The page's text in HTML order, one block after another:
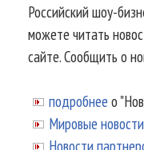
Российский шоу-
можете читать
сайте. Сообщить о
подробнее о
Мировые новости
Новости